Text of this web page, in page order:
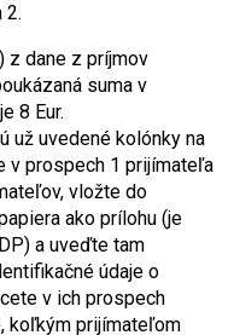
2.
z dane z príjmov
suma v
8 Eur.
už uvedené kolónky na
v prospech 1 prijímateľa
vložte do
ako prílohu (je
a uveďte tam
údaje o
v ich prospech
koľkým prijímateľom